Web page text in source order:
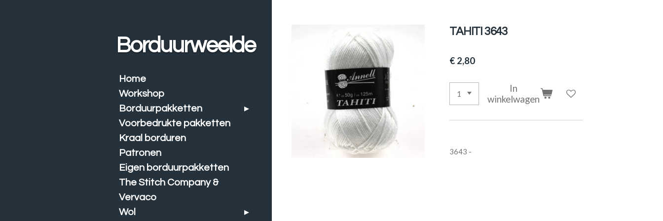
TAHITI 3643
€ 2,80
In
winkelwagen
3643 -
Borduurweelde
Home
Workshop
Borduurpakketten
Voorbedrukte pakketten
Kraal borduren
Patronen
Eigen borduurpakketten
The Stitch Company &
Vervaco
Wol